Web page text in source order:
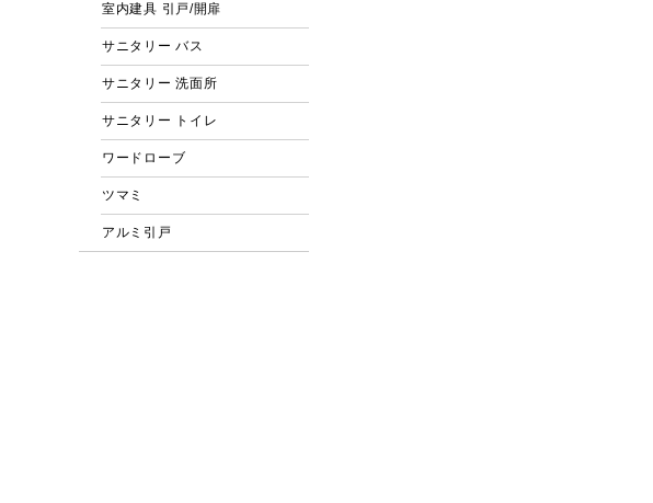
室内建具 引戸/開扉
サニタリー バス
サニタリー 洗面所
サニタリー トイレ
ワードローブ
ツマミ
アルミ引戸